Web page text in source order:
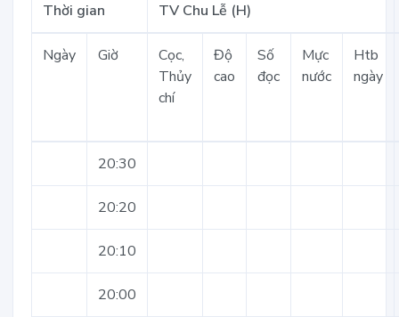
Thời gian TV Chu Lễ (H)
Ngày Giờ
Cọc,
Thủy
chí
Độ
cao
Số
đọc
Mực
nước
Htb
ngày
20:30
20:20
20:10
20:00